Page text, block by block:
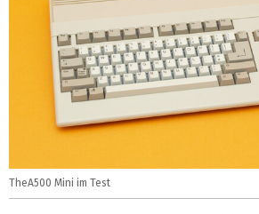
TheA500 Mini im Test